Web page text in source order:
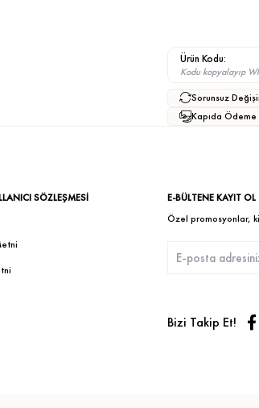
Ürün Kodu:
Kodu kopyalayıp
Sorunsuz
Kapıda Ödeme
SÖZLEŞMESİ
E-BÜLTENE KAYIT OL
Özel promosyonlar,
Bizi Takip Et!